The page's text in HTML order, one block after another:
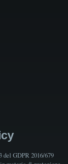
del GDPR 2016/679